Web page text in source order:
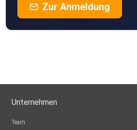
Zur Anmeldung
Unternehmen
Team